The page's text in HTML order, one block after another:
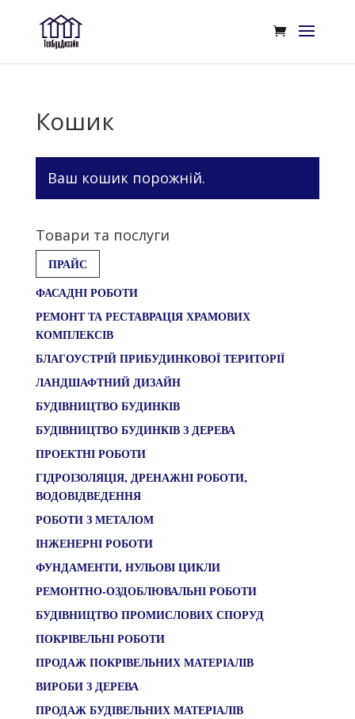
Кошик
Ваш кошик порожній.
Товари та послуги
ПРАЙС
ФАСАДНІ РОБОТИ
РЕМОНТ ТА РЕСТАВРАЦІЯ ХРАМОВИХ
КОМПЛЕКСІВ
БЛАГОУСТРІЙ ПРИБУДИНКОВОЇ ТЕРИТОРІЇ
ЛАНДШАФТНИЙ ДИЗАЙН
БУДІВНИЦТВО БУДИНКІВ
БУДІВНИЦТВО БУДИНКІВ З ДЕРЕВА
ПРОЕКТНІ РОБОТИ
ГІДРОІЗОЛЯЦІЯ, ДРЕНАЖНІ РОБОТИ,
ВОДОВІДВЕДЕННЯ
РОБОТИ З МЕТАЛОМ
ІНЖЕНЕРНІ РОБОТИ
ФУНДАМЕНТИ, НУЛЬОВІ ЦИКЛИ
РЕМОНТНО-ОЗДОБЛЮВАЛЬНІ РОБОТИ
БУДІВНИЦТВО ПРОМИСЛОВИХ СПОРУД
ПОКРІВЕЛЬНІ РОБОТИ
ПРОДАЖ ПОКРІВЕЛЬНИХ МАТЕРІАЛІВ
ВИРОБИ З ДЕРЕВА
ПРОДАЖ БУДІВЕЛЬНИХ МАТЕРІАЛІВ